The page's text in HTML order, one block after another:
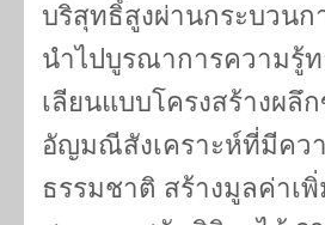
บริสุทธิ์สูงผ่านกระบวน
นำไปบูรณาการความรู้
เลียนแบบโครงสร้างผ
อัญมณีสังเคราะห์ที่มีคว
ธรรมชาติ สร้างมูลค่าเพิ่